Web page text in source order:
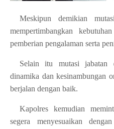
Meskipun demikian
mempertimbangkan
pemberian pengalaman serta
Selain itu mutasi jabatan
dinamika dan kesinambungan
berjalan dengan baik.
Kapolres kemudian
segera menyesuaikan